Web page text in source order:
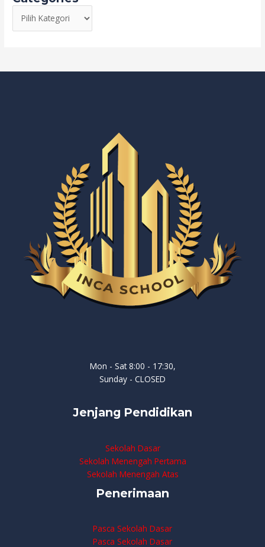
Mon - Sat 8:00 - 17:30,
Sunday - CLOSED
Jenjang Pendidikan
Sekolah Dasar
Sekolah Menengah Pertama
Sekolah Menengah Atas
Penerimaan
Pasca Sekolah Dasar
Pasca Sekolah Dasar